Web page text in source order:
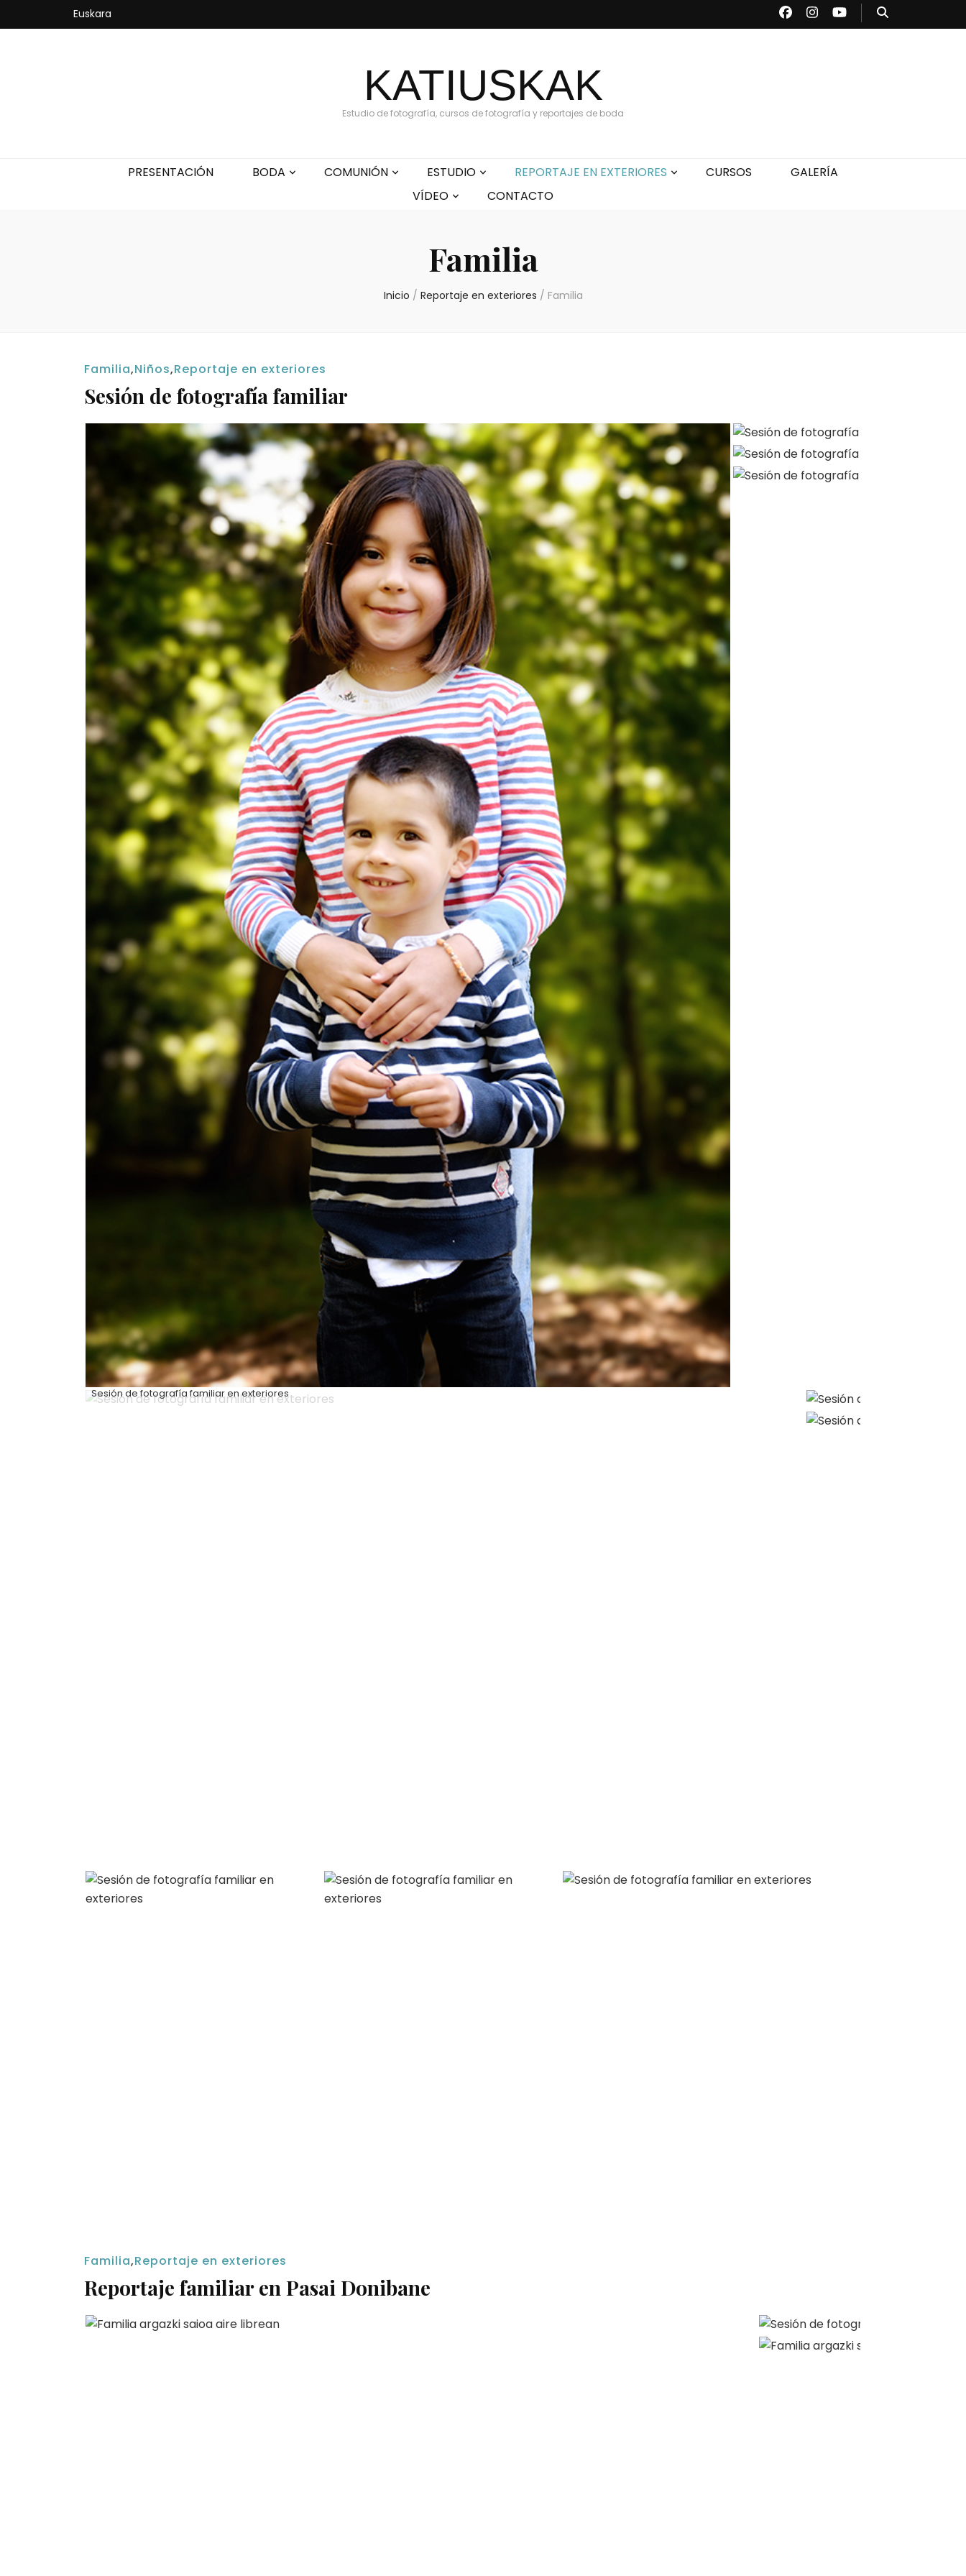
Euskara
KATIUSKAK
Estudio de fotografía, cursos de fotografía y reportajes de boda
PRESENTACIÓN BODA COMUNIÓN ESTUDIO REPORTAJE EN EXTERIORES CURSOS
GALERÍA
VÍDEO
CONTACTO
Familia
Inicio / Reportaje en exteriores / Familia
Familia,Niños,Reportaje en exteriores
Sesión de fotografía familiar
Sesión de fotografía familiar en exteriores
Familia,Reportaje en exteriores
Reportaje familiar en Pasai Donibane